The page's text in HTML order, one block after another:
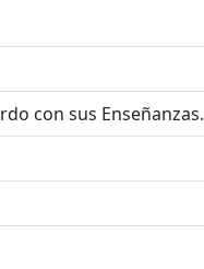
con sus Enseñanzas.